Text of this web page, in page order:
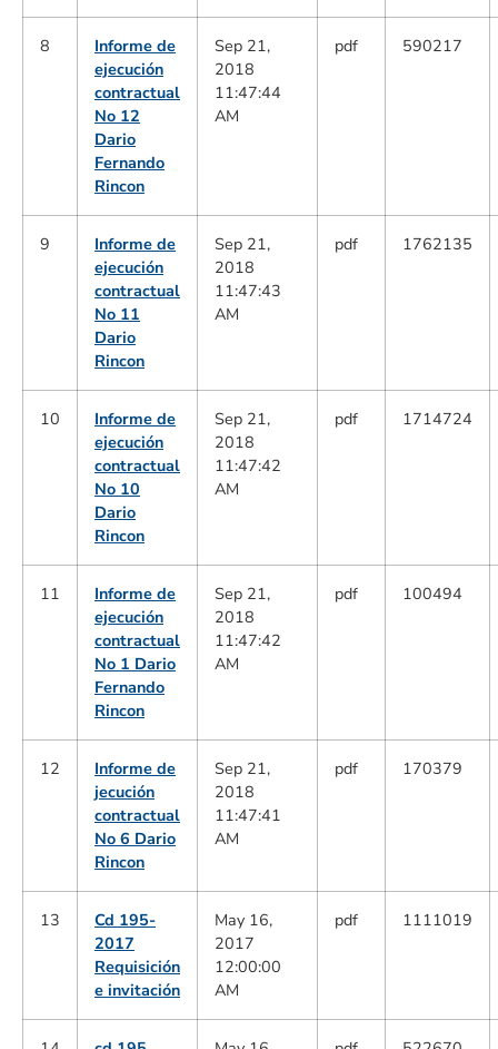
8
Informe de
ejecución
contractual
No 12
Dario
Fernando
Rincon
Sep 21,
2018
11:47:44
AM
pdf 590217
9
Informe de
ejecución
contractual
No 11
Dario
Rincon
Sep 21,
2018
11:47:43
AM
pdf 1762135
10
Informe de
ejecución
contractual
No 10
Dario
Rincon
Sep 21,
2018
11:47:42
AM
pdf 1714724
11
Informe de
ejecución
contractual
No 1 Dario
Fernando
Rincon
Sep 21,
2018
11:47:42
AM
pdf 100494
12
Informe de
jecución
contractual
No 6 Dario
Rincon
Sep 21,
2018
11:47:41
AM
pdf 170379
13
Cd 195-
2017
Requisición
e invitación
May 16,
2017
12:00:00
AM
pdf 1111019